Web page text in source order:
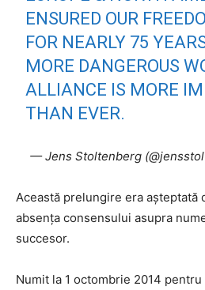
ENSURED OUR
FOR NEARLY 75
MORE DANGEROUS
ALLIANCE IS MORE
THAN EVER.
— Jens Stoltenberg
Această prelungire era aşteptată
absenţa consensului asupra
succesor.
Numit la 1 octombrie 2014